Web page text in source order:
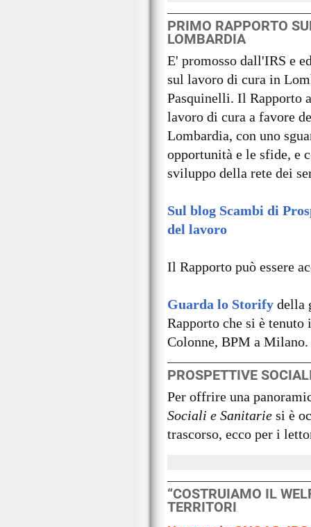
PRIMO RAPPORTO
LOMBARDIA
E' promosso dall'IRS e
sul lavoro di cura in
Pasquinelli. Il Rapporto
lavoro di cura a favore
Lombardia, con uno
opportunità e le sfide, e
sviluppo della rete dei
Sul blog Scambi di
del lavoro
Il Rapporto può essere
Guarda lo Storifydella
Rapporto che si è
Colonne, BPM a Milano.
PROSPETTIVE
Per offrire una
Sociali e Sanitarie si è
trascorso, ecco per i
“COSTRUIAMO IL
TERRITORI